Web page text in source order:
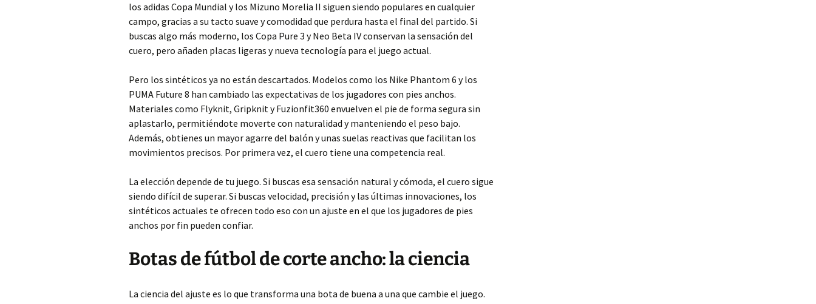
los adidas Copa Mundial y los Mizuno Morelia II siguen siendo populares en cualquier
campo, gracias a su tacto suave y comodidad que perdura hasta el final del partido. Si
buscas algo más moderno, los Copa Pure 3 y Neo Beta IV conservan la sensación del
cuero, pero añaden placas ligeras y nueva tecnología para el juego actual.
Pero los sintéticos ya no están descartados. Modelos como los Nike Phantom 6 y los
PUMA Future 8 han cambiado las expectativas de los jugadores con pies anchos.
Materiales como Flyknit, Gripknit y Fuzionfit360 envuelven el pie de forma segura sin
aplastarlo, permitiéndote moverte con naturalidad y manteniendo el peso bajo.
Además, obtienes un mayor agarre del balón y unas suelas reactivas que facilitan los
movimientos precisos. Por primera vez, el cuero tiene una competencia real.
La elección depende de tu juego. Si buscas esa sensación natural y cómoda, el cuero sigue
siendo difícil de superar. Si buscas velocidad, precisión y las últimas innovaciones, los
sintéticos actuales te ofrecen todo eso con un ajuste en el que los jugadores de pies
anchos por fin pueden confiar.
Botas de fútbol de corte ancho: la ciencia
La ciencia del ajuste es lo que transforma una bota de buena a una que cambie el juego.